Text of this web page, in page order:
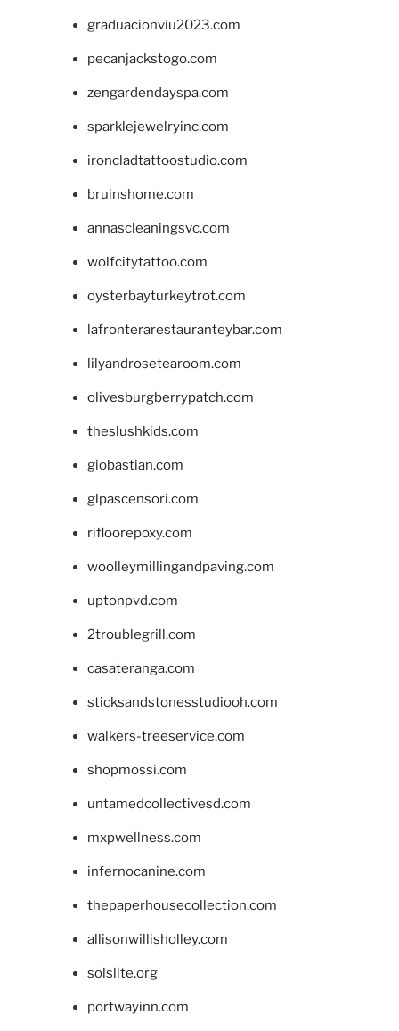
graduacionviu2023.com
pecanjackstogo.com
zengardendayspa.com
sparklejewelryinc.com
ironcladtattoostudio.com
bruinshome.com
annascleaningsvc.com
wolfcitytattoo.com
oysterbayturkeytrot.com
lafronterarestauranteybar.com
lilyandrosetearoom.com
olivesburgberrypatch.com
theslushkids.com
giobastian.com
glpascensori.com
rifloorepoxy.com
woolleymillingandpaving.com
uptonpvd.com
2troublegrill.com
casateranga.com
sticksandstonesstudiooh.com
walkers-treeservice.com
shopmossi.com
untamedcollectivesd.com
mxpwellness.com
infernocanine.com
thepaperhousecollection.com
allisonwillisholley.com
solslite.org
portwayinn.com